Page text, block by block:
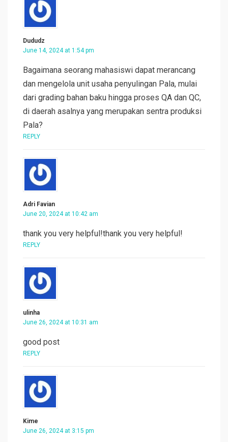
Dududz
June 14, 2024 at 1:54 pm
Bagaimana seorang mahasiswi dapat merancang
dan mengelola unit usaha penyulingan Pala, mulai
dari grading bahan baku hingga proses QA dan QC,
di daerah asalnya yang merupakan sentra produksi
Pala?
REPLY
Adri Favian
June 20, 2024 at 10:42 am
thank you very helpful!thank you very helpful!
REPLY
ulinha
June 26, 2024 at 10:31 am
good post
REPLY
Kime
June 26, 2024 at 3:15 pm